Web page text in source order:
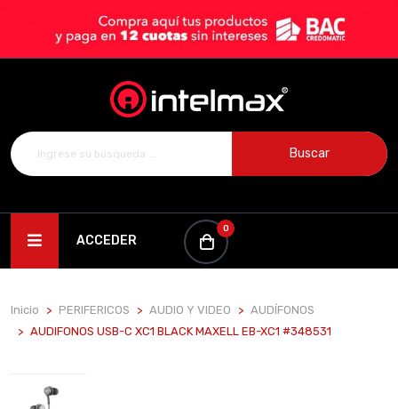
Buscar
ACCEDER
0
Inicio PERIFERICOS AUDIO Y VIDEO
AUDÍFONOS
AUDIFONOS USB-C XC1 BLACK MAXELL EB-XC1 #348531